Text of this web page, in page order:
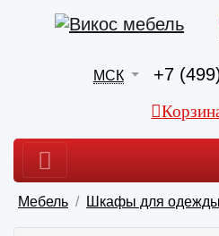
МСК +7
Мебель Шкафы для одежды